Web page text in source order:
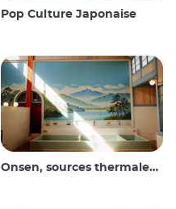
Pop Culture Japonaise
Onsen, sources thermales et bains publics